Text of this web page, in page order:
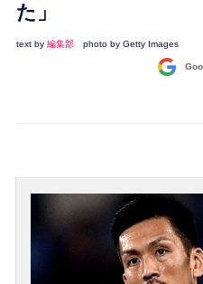
ナショナルチーム
た」
text by 編集部 photo by Getty Images